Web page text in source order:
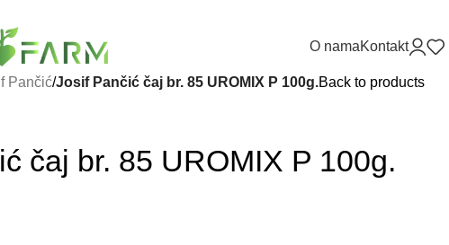
O namaKontakt
Pančić/Josif Pančić čaj br. 85 UROMIX P 100g.Back to products
čaj br. 85 UROMIX P 100g.